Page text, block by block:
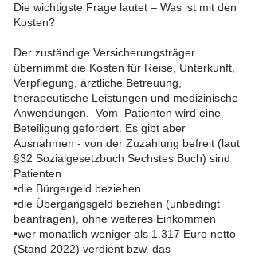
Die wichtigste Frage lautet – Was ist mit den
Kosten?
Der zuständige Versicherungsträger
übernimmt die Kosten für Reise, Unterkunft,
Verpflegung, ärztliche Betreuung,
therapeutische Leistungen und medizinische
Anwendungen. Vom Patienten wird eine
Beteiligung gefordert. Es gibt aber
Ausnahmen - von der Zuzahlung befreit (laut
§32 Sozialgesetzbuch Sechstes Buch) sind
Patienten
•die Bürgergeld beziehen
•die Übergangsgeld beziehen (unbedingt
beantragen), ohne weiteres Einkommen
•wer monatlich weniger als 1.317 Euro netto
(Stand 2022) verdient bzw. das